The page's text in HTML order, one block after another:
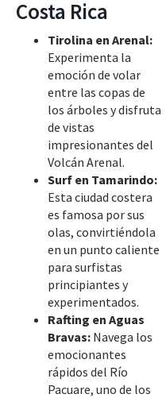
Costa Rica
Tirolina en Arenal:
Experimenta la
emoción de volar
entre las copas de
los árboles y disfruta
de vistas
impresionantes del
Volcán Arenal.
Surf en Tamarindo:
Esta ciudad costera
es famosa por sus
olas, convirtiéndola
en un punto caliente
para surfistas
principiantes y
experimentados.
Rafting en Aguas
Bravas: Navega los
emocionantes
rápidos del Río
Pacuare, uno de los